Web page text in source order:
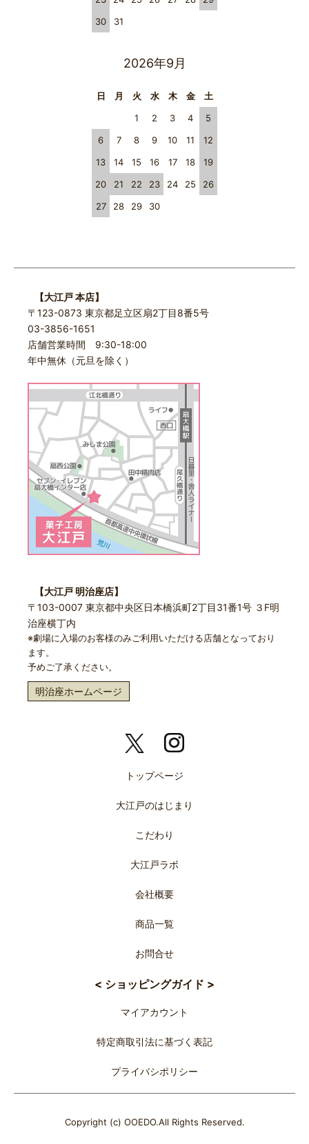
30
31
2026年9月
日 月 火 水 木 金
土
1
2 3 4
5
6
7 8 9 10 11
12
13
14 15 16 17 18
19
20
21 22 23 24 25
26
27
28 29 30
【大江戸 本店】
〒123-0873 東京都足立区扇2丁目8番5号
03-3856-1651
店舗営業時間 9:30-18:00
年中無休（元旦を除く）
【大江戸 明治座店】
〒103-0007 東京都中央区日本橋浜町2丁目31番1号 ３F明
治座横丁内
※劇場に入場のお客様のみご利用いただける店舗となっており
ます。
予めご了承ください。
明治座ホームページ
トップページ
大江戸のはじまり
こだわり
大江戸ラボ
会社概要
商品一覧
お問合せ
< ショッピングガイド >
マイアカウント
特定商取引法に基づく表記
プライバシポリシー
Copyright (c) OOEDO.All Rights Reserved.